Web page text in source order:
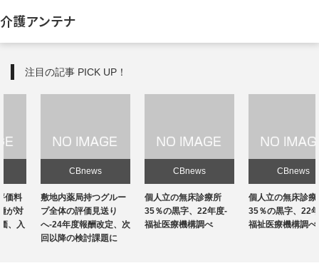
介護アンテナ
注目の記事 PICK UP！
CBnews
敷地内薬局持つグルー
プ全体の評価見送り
へ-24年度報酬改定、次
回以降の検討課題に
CBnews
個人立の無床診療所
35％の黒字、22年度-
福祉医療機構調べ
CBnews
個人立の無床診療所
35％の黒字、22年度-
福祉医療機構調べ